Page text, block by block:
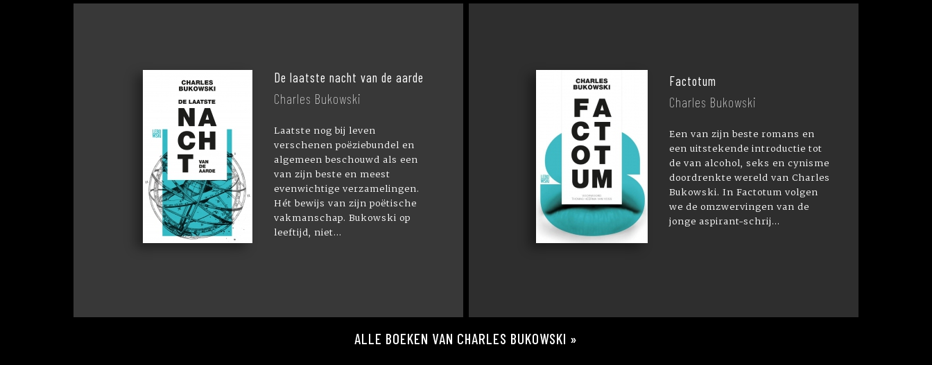
De laatste nacht van de aarde
Charles Bukowski
Laatste nog bij leven
verschenen poëziebundel en
algemeen beschouwd als een
van zijn beste en meest
evenwichtige verzamelingen.
Hét bewijs van zijn poëtische
vakmanschap. Bukowski op
leeftijd, niet...
Factotum
Charles Bukowski
Een van zijn beste romans en
een uitstekende introductie tot
de van alcohol, seks en cynisme
doordrenkte wereld van Charles
Bukowski. In Factotum volgen
we de omzwervingen van de
jonge aspirant-schrij...
ALLE BOEKEN VAN CHARLES BUKOWSKI »